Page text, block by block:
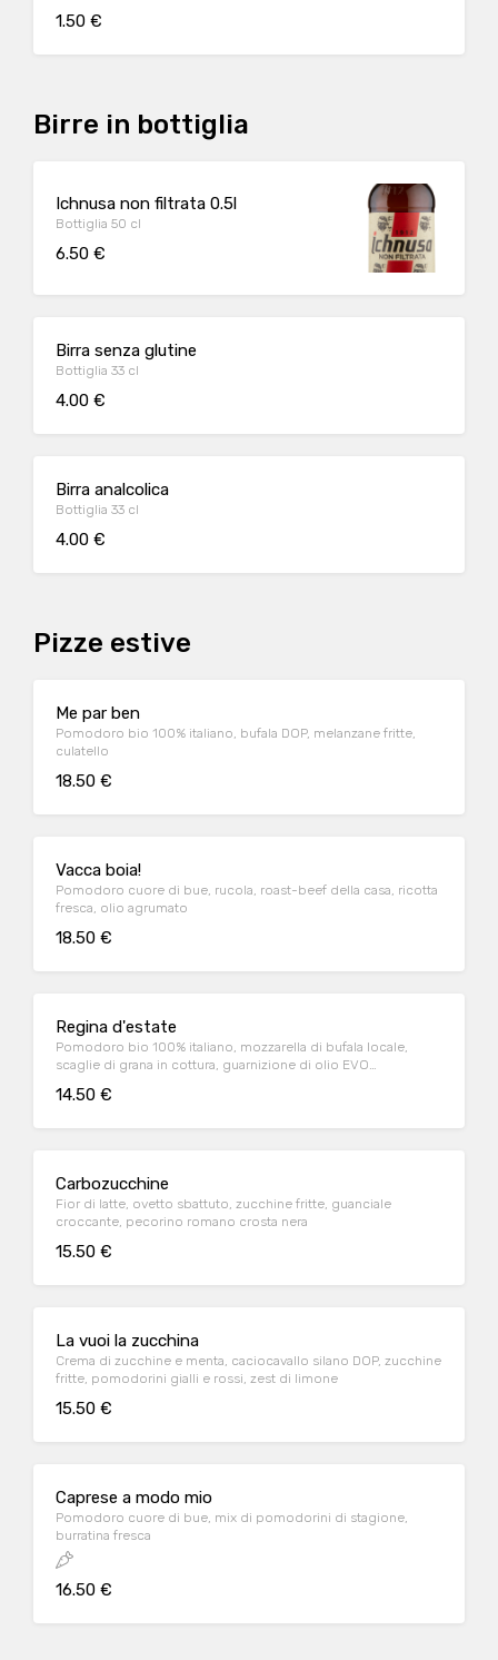
1.50 €
Birre in bottiglia
Ichnusa non filtrata 0.5l
Bottiglia 50 cl
6.50 €
Birra senza glutine
Bottiglia 33 cl
4.00 €
Birra analcolica
Bottiglia 33 cl
4.00 €
Pizze estive
Me par ben
Pomodoro bio 100% italiano, bufala DOP, melanzane fritte,
culatello
18.50 €
Vacca boia!
Pomodoro cuore di bue, rucola, roast-beef della casa, ricotta
fresca, olio agrumato
18.50 €
Regina d'estate
Pomodoro bio 100% italiano, mozzarella di bufala locale,
scaglie di grana in cottura, guarnizione di olio EVO
14.50 €
Carbozucchine
Fior di latte, ovetto sbattuto, zucchine fritte, guanciale
croccante, pecorino romano crosta nera
15.50 €
La vuoi la zucchina
Crema di zucchine e menta, caciocavallo silano DOP, zucchine
fritte, pomodorini gialli e rossi, zest di limone
15.50 €
Caprese a modo mio
Pomodoro cuore di bue, mix di pomodorini di stagione,
burratina fresca
16.50 €